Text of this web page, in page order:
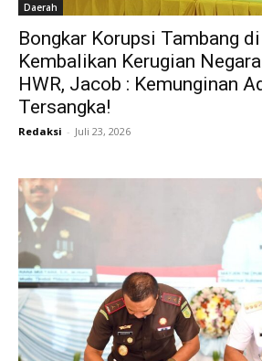
Daerah
Bongkar Korupsi Tambang
Kembalikan Kerugian
HWR, Jacob : Kemunginan
Tersangka!
Redaksi - Juli 23, 2026